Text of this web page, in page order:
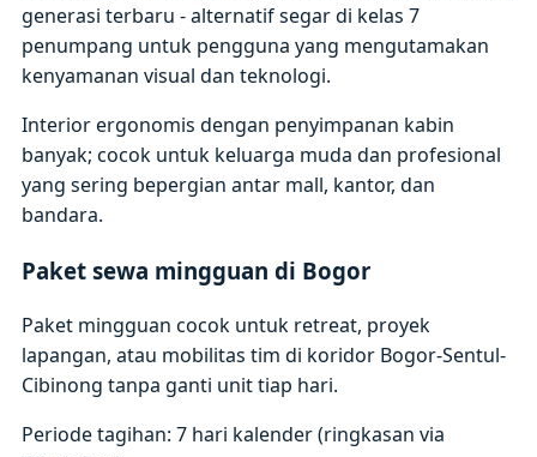
generasi terbaru - alternatif segar di kelas 7
penumpang untuk pengguna yang mengutamakan
kenyamanan visual dan teknologi.
Interior ergonomis dengan penyimpanan kabin
banyak; cocok untuk keluarga muda dan profesional
yang sering bepergian antar mall, kantor, dan
bandara.
Paket sewa mingguan di Bogor
Paket mingguan cocok untuk retreat, proyek
lapangan, atau mobilitas tim di koridor Bogor-Sentul-
Cibinong tanpa ganti unit tiap hari.
Periode tagihan: 7 hari kalender (ringkasan via